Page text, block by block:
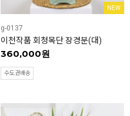
NEW
g-0137
이천작품 회청목단 장경분(대)
360,000원
수도권배송